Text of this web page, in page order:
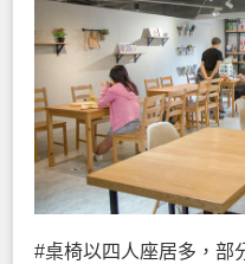
#桌椅以四人座居多，部